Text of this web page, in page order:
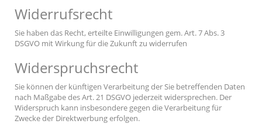
Widerrufsrecht
Sie haben das Recht, erteilte Einwilligungen gem. Art. 7 Abs. 3
DSGVO mit Wirkung für die Zukunft zu widerrufen
Widerspruchsrecht
Sie können der künftigen Verarbeitung der Sie betreffenden Daten
nach Maßgabe des Art. 21 DSGVO jederzeit widersprechen. Der
Widerspruch kann insbesondere gegen die Verarbeitung für
Zwecke der Direktwerbung erfolgen.